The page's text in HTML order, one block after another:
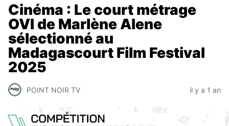
Cinéma : Le court métrage
OVI de Marlène Alene
sélectionné au
Madagascourt Film Festival
2025
POINT NOIR TV il y a 1 an